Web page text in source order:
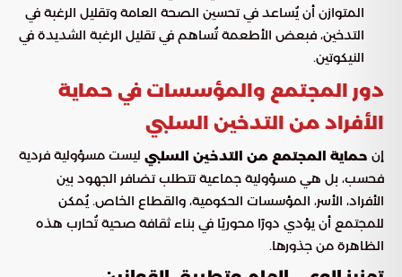
المتوازن أن يُساعد في تحسين الصحة العامة وتقليل الرغبة في
التدخين، فبعض الأطعمة تُساهم في تقليل الرغبة الشديدة في
النيكوتين.
دور المجتمع والمؤسسات في حماية
الأفراد من التدخين السلبي
إن حماية المجتمع من التدخين السلبي ليست مسؤولية فردية
فحسب، بل هي مسؤولية جماعية تتطلب تضافر الجهود بين
الأفراد، الأسر، المؤسسات الحكومية، والقطاع الخاص. يُمكن
للمجتمع أن يؤدي دورًا محوريًا في بناء ثقافة صحية تُحارب هذه
الظاهرة من جذورها.